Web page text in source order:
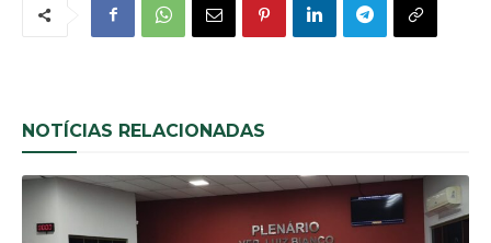
NOTÍCIAS RELACIONADAS